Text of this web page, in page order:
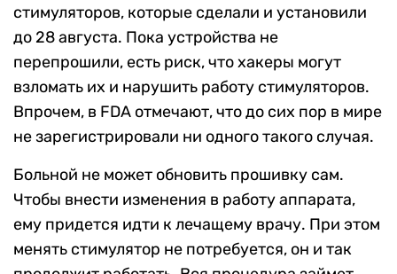
стимуляторов, которые сделали и установили
до 28 августа. Пока устройства не
перепрошили, есть риск, что хакеры могут
взломать их и нарушить работу стимуляторов.
Впрочем, в FDA отмечают, что до сих пор в мире
не зарегистрировали ни одного такого случая.
Больной не может обновить прошивку сам.
Чтобы внести изменения в работу аппарата,
ему придется идти к лечащему врачу. При этом
менять стимулятор не потребуется, он и так